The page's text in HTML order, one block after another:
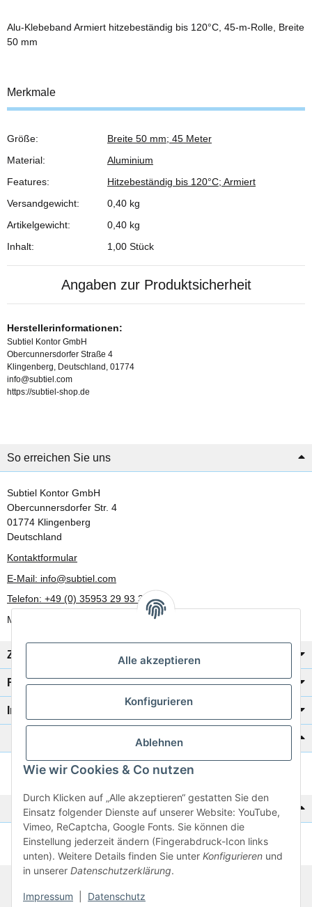
Alle akzeptieren
Konfigurieren
Ablehnen
Wie wir Cookies & Co nutzen
Durch Klicken auf „Alle akzeptieren“ gestatten Sie den
Einsatz folgender Dienste auf unserer Website: YouTube,
Vimeo, ReCaptcha, Google Fonts. Sie können die
Einstellung jederzeit ändern (Fingerabdruck-Icon links
unten). Weitere Details finden Sie unter Konfigurieren und
in unserer Datenschutzerklärung.
Impressum Datenschutz
Alu-Klebeband Armiert hitzebeständig bis 120°C, 45-m-Rolle, Breite
50 mm
Merkmale
Produkteigenschaft
Wert
Größe:
Breite 50 mm; 45 Meter
Material:
Aluminium
Features:
Hitzebeständig bis 120°C; Armiert
Versandgewicht:
0,40 kg
Artikelgewicht:
0,40 kg
Inhalt:
1,00 Stück
Angaben zur Produktsicherheit
Herstellerinformationen:
Subtiel Kontor GmbH
Obercunnersdorfer Straße 4
Klingenberg, Deutschland, 01774
info@subtiel.com
https://subtiel-shop.de
So erreichen Sie uns
Subtiel Kontor GmbH
Obercunnersdorfer Str. 4
01774 Klingenberg
Deutschland
Kontaktformular
E-Mail: info@subtiel.com
Telefon: +49 (0) 35953 29 93 30
Mo-Fr: 8:00 Uhr - 17:00 Uhr
Zahlung/Versand
Rechtliches
Informationen
Katalog zur Hand?
Zur Schnellbestellung
Noch kein Katalog?
Preisliste anschauen
© 2026 subtiel-shop.de